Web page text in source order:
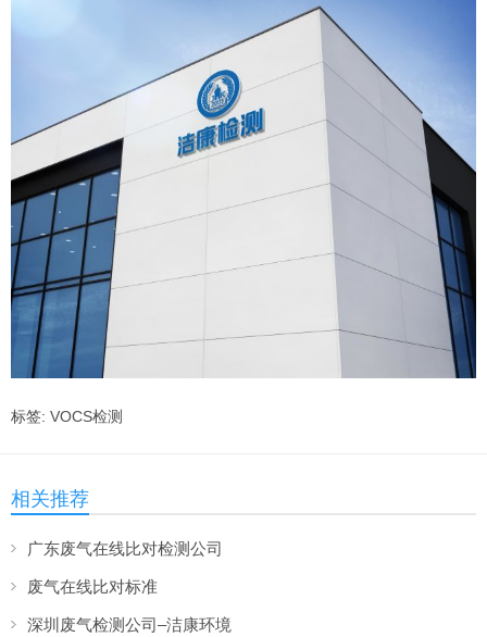
标签: VOCS检测
相关推荐
广东废气在线比对检测公司
废气在线比对标准
深圳废气检测公司–洁康环境